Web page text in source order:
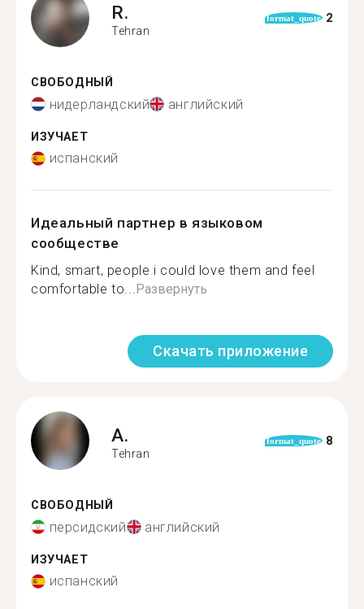
R.
Tehran
format_quote 2
СВОБОДНЫЙ
нидерландский английский
ИЗУЧАЕТ
испанский
Идеальный партнер в языковом
сообществе
Kind, smart, people i could love them and feel
comfortable to...Развернуть
Скачать приложение
A.
Tehran
format_quote 8
СВОБОДНЫЙ
персидский английский
ИЗУЧАЕТ
испанский